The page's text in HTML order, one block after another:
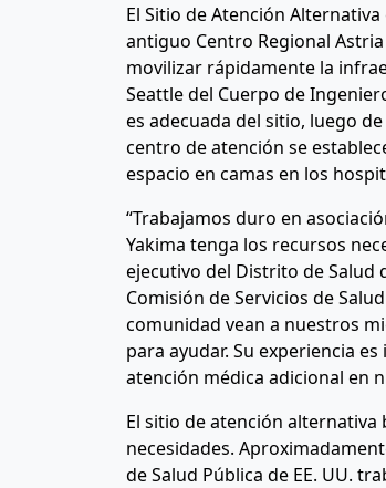
El Sitio de Atención Alternativa
antiguo Centro Regional
movilizar rápidamente la
Seattle del Cuerpo de
es adecuada del sitio, luego
centro de atención se
espacio en camas en los
“Trabajamos duro en
Yakima tenga los recursos
ejecutivo del Distrito de Salud
Comisión de Servicios de
comunidad vean a nuestros
para ayudar. Su experiencia
atención médica adicional en
El sitio de atención
necesidades.
de Salud Pública de EE. UU.